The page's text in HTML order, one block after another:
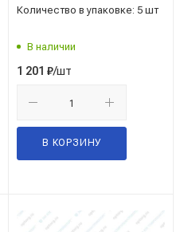
(Вн.Ф45) ПАО КАМАЗ
Количество в упаковке: 5 шт
В наличии
1 201 ₽/шт
В КОРЗИНУ